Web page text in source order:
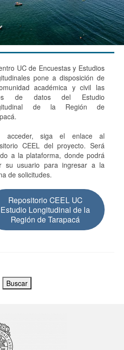
UC de Encuestas y Estudios
pone a disposición de
académica y civil las
de datos del Estudio
de la Región de
acceder, siga el enlace al
CEEL del proyecto. Será
a la plataforma, donde podrá
su usuario para ingresar a la
de solicitudes.
Repositorio CEEL UC
Estudio Longitudinal de la
Región de Tarapacá
Buscar